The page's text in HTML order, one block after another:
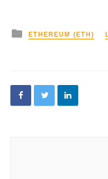
ETHEREUM (ETH)